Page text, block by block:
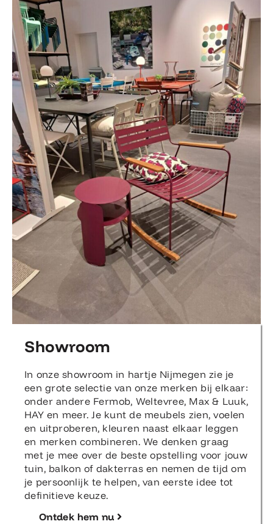
Showroom
In onze showroom in hartje Nijmegen zie je
een grote selectie van onze merken bij elkaar:
onder andere Fermob, Weltevree, Max & Luuk,
HAY en meer. Je kunt de meubels zien, voelen
en uitproberen, kleuren naast elkaar leggen
en merken combineren. We denken graag
met je mee over de beste opstelling voor jouw
tuin, balkon of dakterras en nemen de tijd om
je persoonlijk te helpen, van eerste idee tot
definitieve keuze.
Ontdek hem nu